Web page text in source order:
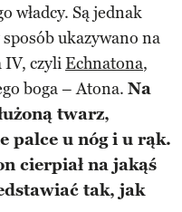
władcy. Są jednak
ukazywano na
IV, czyliEchnatona,
boga – Atona. Na
twarz,
palce u nóg i u rąk.
cierpiał na jakąś
tak, jak